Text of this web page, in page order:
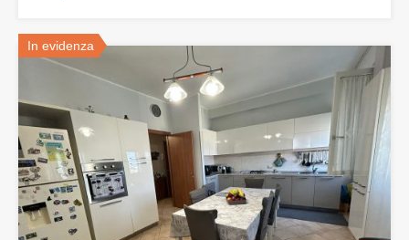
In evidenza